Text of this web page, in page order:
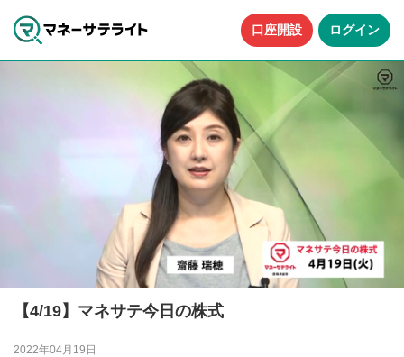
口座開設 ログイン
【4/19】マネサテ今日の株式
2022年04月19日